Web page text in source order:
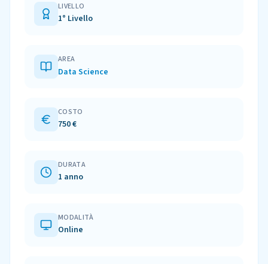
LIVELLO
1° Livello
AREA
Data Science
COSTO
750 €
DURATA
1 anno
MODALITÀ
Online